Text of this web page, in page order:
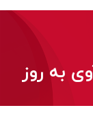
به روز